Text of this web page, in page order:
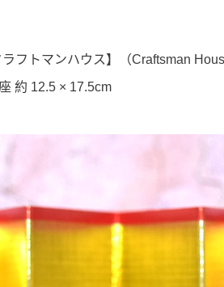
フトマンハウス】（Craftsman
約 12.5 × 17.5cm